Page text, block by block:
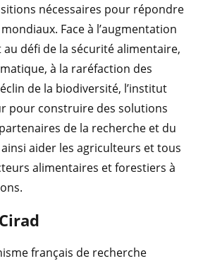
nécessaires pour répondre
Face à l’augmentation
défi de la sécurité alimentaire,
à la raréfaction des
de la biodiversité, l’institut
pour construire des solutions
de la recherche et du
aider les agriculteurs et tous
alimentaires et forestiers à
français de recherche